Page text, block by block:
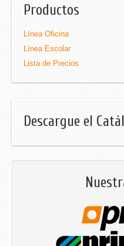
Productos
Línea Oficina
Línea Escolar
Lista de Precios
Descargue el